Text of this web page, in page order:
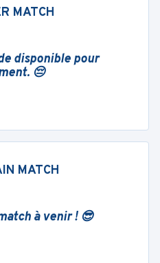
MATCH
disponible pour
😔
MATCH
à venir ! 😎